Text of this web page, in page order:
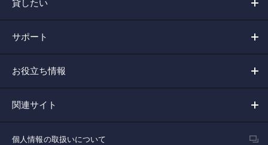
貸したい
サポート
お役立ち情報
関連サイト
個人情報の取扱いについて